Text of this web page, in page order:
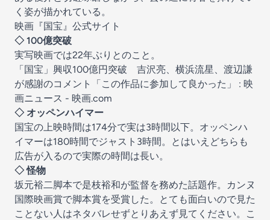
く姿が描かれている。
映画『国宝』公式サイト
◇ 100億突破
実写映画では22年ぶりとのこと。
「国宝」興収100億円突破 吉沢亮、横浜流星、渡辺謙
が感謝のコメント「この作品に参加して良かった」 : 映
画ニュース - 映画.com
◇ オッペンハイマー
国宝の上映時間は174分で実は3時間以下。オッペンハ
イマーは180時間でジャスト3時間。とはいえどちらも
広告が入るので実際の時間は長い。
◇ 怪物
坂元裕二脚本で是枝裕和が監督を務めた話題作。カンヌ
国際映画賞で脚本賞を受賞した。とても面白いので見た
ことない人はネタバレせずとりあえず見てください。こ